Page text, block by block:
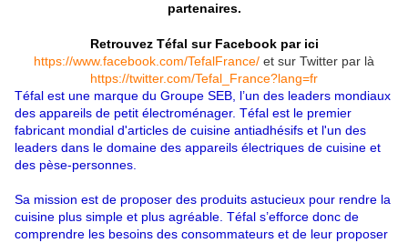
partenaires.
Retrouvez Téfal sur Facebook par ici
https://www.facebook.com/TefalFrance/ et sur Twitter par là
https://twitter.com/Tefal_France?lang=fr
Téfal est une marque du Groupe SEB, l’un des leaders mondiaux
des appareils de petit électroménager. Téfal est le premier
fabricant mondial d'articles de cuisine antiadhésifs et l'un des
leaders dans le domaine des appareils électriques de cuisine et
des pèse-personnes.
Sa mission est de proposer des produits astucieux pour rendre la
cuisine plus simple et plus agréable. Téfal s’efforce donc de
comprendre les besoins des consommateurs et de leur proposer